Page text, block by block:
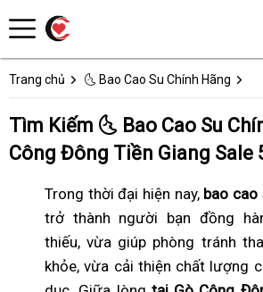
Trang chủ 🌜 Bao Cao Su Chính Hãng
Tìm Kiếm 🌜 Bao Cao Su
Công Đông Tiền Giang Sale
Trong thời đại hiện nay, bao cao
trở thành người bạn đồng
thiếu, vừa giúp phòng tránh
khỏe, vừa cải thiện chất lượng